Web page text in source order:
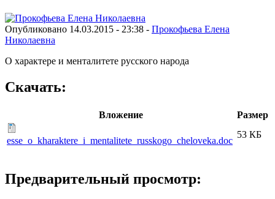
Опубликовано 14.03.2015 - 23:38 - Прокофьева Елена
Николаевна
О характере и менталитете русского народа
Скачать:
Вложение Размер
esse_o_kharaktere_i_mentalitete_russkogo_cheloveka.doc
53 КБ
Предварительный просмотр: